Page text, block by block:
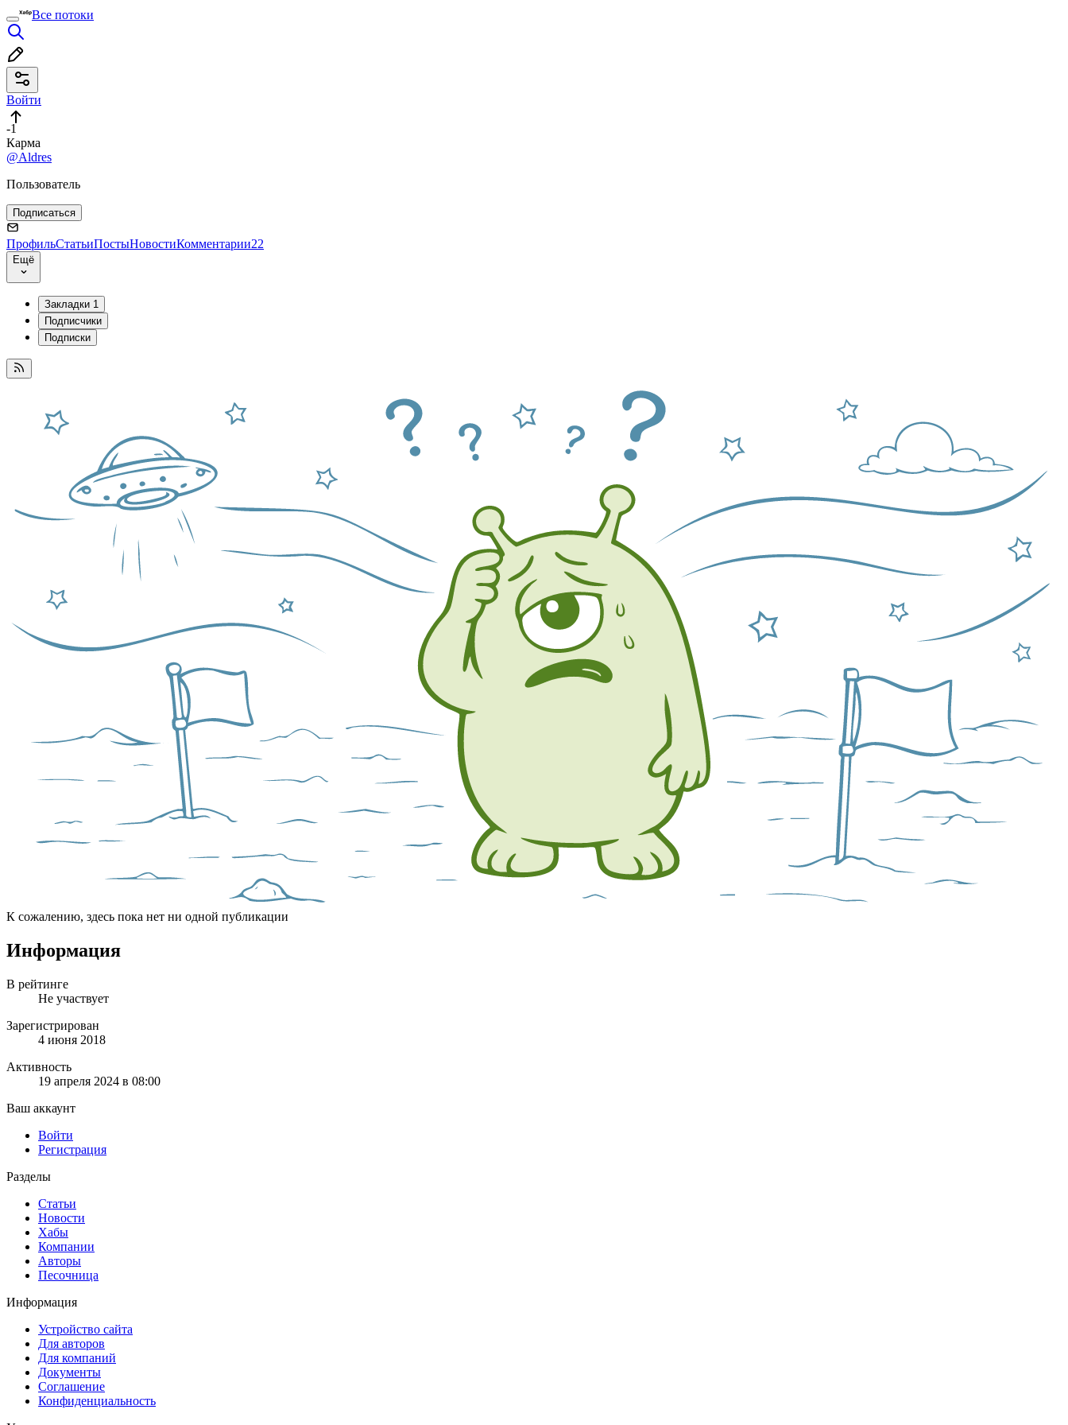
Все потоки
Войти
-1
Карма
@Aldres
Пользователь
Подписаться
ПрофильСтатьиПостыНовостиКомментарии22
Ещё
Закладки 1
Подписчики
Подписки
К сожалению, здесь пока нет ни одной публикации
Информация
В рейтинге
Не участвует
Зарегистрирован
4 июня 2018
Активность
19 апреля 2024 в 08:00
Ваш аккаунт
Войти
Регистрация
Разделы
Статьи
Новости
Хабы
Компании
Авторы
Песочница
Информация
Устройство сайта
Для авторов
Для компаний
Документы
Соглашение
Конфиденциальность